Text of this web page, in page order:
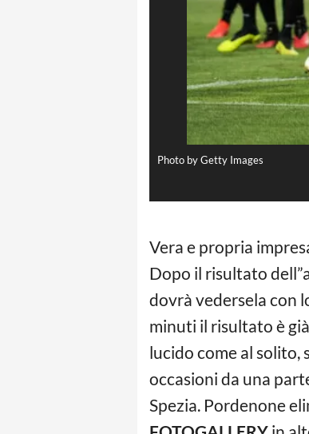
Photo by Getty Images
Vera e propria
Dopo il risultato
dovrà vedersela con
minuti il risultato è
lucido come al
occasioni da una
Spezia. Pordenone